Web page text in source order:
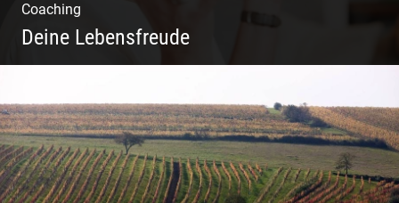
Coaching
Deine Lebensfreude
zurück